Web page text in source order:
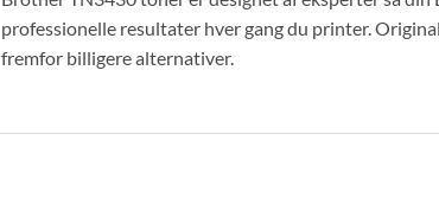
professionelle resultater hver gang du printer.
fremfor billigere alternativer.